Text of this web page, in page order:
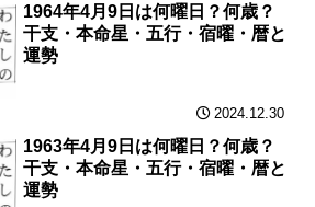
1964年4月9日は何曜日？何歳？
干支・本命星・五行・宿曜・暦と
運勢
2024.12.30
1963年4月9日は何曜日？何歳？
干支・本命星・五行・宿曜・暦と
運勢